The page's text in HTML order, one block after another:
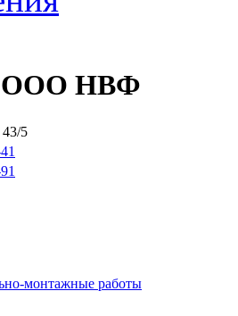
НВФ
43/5
монтажные работы